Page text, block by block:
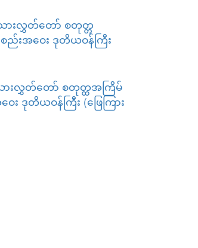
းလွှတ်တော် စတုတ္တ
ည်းအဝေး ဒုတိယဝန်ကြီး
းလွှတ်တော် စတုတ္ထအကြိမ်
း ဒုတိယဝန်ကြီး (ဖြေကြား